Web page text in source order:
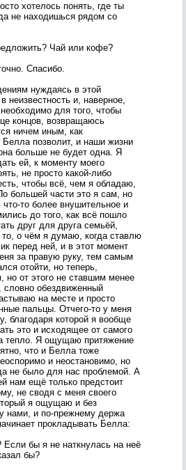
хотелось понять, где ты
не находишься рядом со
Чай или кофе?
Спасибо.
нуждаясь в этой
и, наверное,
для того, чтобы
концов, возвращаюсь
ничем иным, как
позволит, и наши жизни
больше не будет одна. Я
ей, к моменту моего
не просто какой-либо
чтобы всё, чем я обладаю,
большей части это я сам, но
то более внушительное и
до того, как всё пошло
друг для друга семьёй,
то, о чём я думаю, когда ставлю
перед ней, и в этот момент
за правую руку, тем самым
отойти, но теперь,
но от этого не ставшим менее
обездвиженный
на месте и просто
пальцы. Отчего-то у меня
благодаря которой я вообще
это и исходящее от самого
тепло. Я ощущаю притяжение
что и Белла тоже
и неостановимо, но
не было для нас проблемой. А
нам ещё только предстоит
не сводя с меня своего
я ощущаю и без
нами, и по-прежнему держа
прокладывать Белла:
Если бы я не наткнулась на неё
бы?